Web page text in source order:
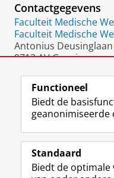
P
o
r
t
a
Contactgegevens
Faculteit Medische
Faculteit Medische
Antonius Deusinglaan
9713 AV Groningen
Volg de
Studiekiezers
Functioneel
Biedt de
geanonimiseerde
Standaard
Biedt de